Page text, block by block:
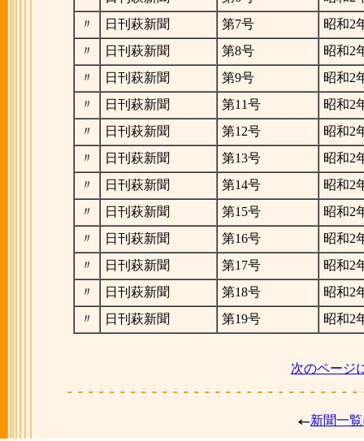
〃
日刊萩新聞 第7号
昭和2
〃
日刊萩新聞 第8号
昭和2
〃
日刊萩新聞 第9号
昭和2
〃
日刊萩新聞 第11号
昭和2
〃
日刊萩新聞 第12号
昭和2
〃
日刊萩新聞 第13号
昭和2
〃
日刊萩新聞 第14号
昭和2
〃
日刊萩新聞 第15号
昭和2
〃
日刊萩新聞 第16号
昭和2
〃
日刊萩新聞 第17号
昭和2
〃
日刊萩新聞 第18号
昭和2
〃
日刊萩新聞 第19号 昭和2
次のページ
新聞一